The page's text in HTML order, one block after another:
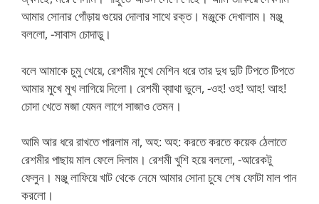
আমার সোনার গোঁড়ায় গুয়ের দোলার সাথে রক্ত। মঞ্জুকে দেখালাম। মঞ্জু
বললো, -সাবাস চোদাড়ু।
বলে আমাকে চুমু খেয়ে, রেশমীর মুখে মেশিন ধরে তার দুধ দুটি টিপতে টিপতে
আমার মুখে মুখ লাগিয়ে দিলো। রেশমী ব্যাথা ভুলে, -ওহ! ওহ! আহ! আহ!
চোদা খেতে মজা যেমন লাগে সাজাও তেমন।
আমি আর ধরে রাখতে পারলাম না, অহ: অহ: করতে করতে কয়েক ঠেলাতে
রেশমীর পাছায় মাল ফেলে দিলাম। রেশমী খুশি হয়ে বললো, -আরেকটু
ফেলুন। মঞ্জু লাফিয়ে খাট থেকে নেমে আমার সোনা চুষে শেষ ফোটা মাল পান
করলো।